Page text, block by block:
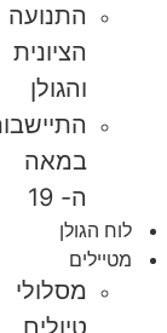
התנועה
הציונית
והגולן
התיישבות
במאה
לוח הגולן
מטיילים
מסלולי
טיולים